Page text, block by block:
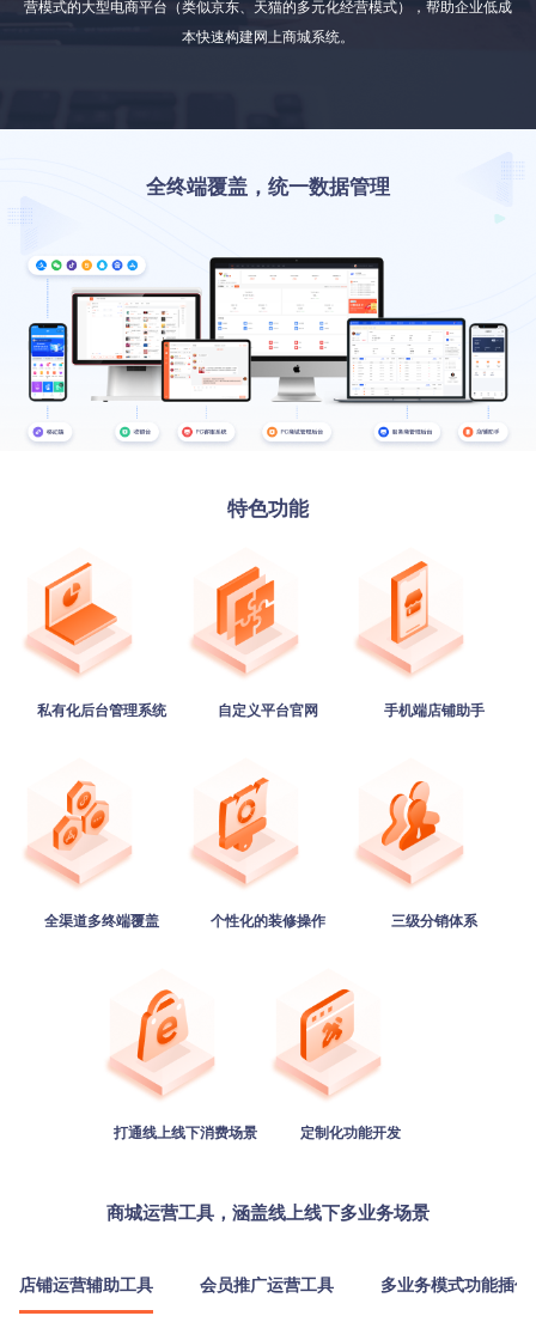
营模式的大型电商平台（类似京东、天猫的多元化经营模式），帮助企业低成
本快速构建网上商城系统。
全终端覆盖，统一数据管理
特色功能
私有化后台管理系统 自定义平台官网 手机端店铺助手
全渠道多终端覆盖 个性化的装修操作 三级分销体系
打通线上线下消费场景 定制化功能开发
商城运营工具，涵盖线上线下多业务场景
店铺运营辅助工具 会员推广运营工具 多业务模式功能插件